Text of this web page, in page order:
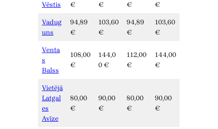
Vēstis
€
€
€
€
Vadug
uns
94,89
€
103,60
€
94,89
€
103,60
€
Venta
s
Balss
108,00
€
144,0
0 €
112,00
€
144,00
€
Vietējā
Latgal
es
Avīze
80,00
€
90,00
€
80,00
€
90,00
€